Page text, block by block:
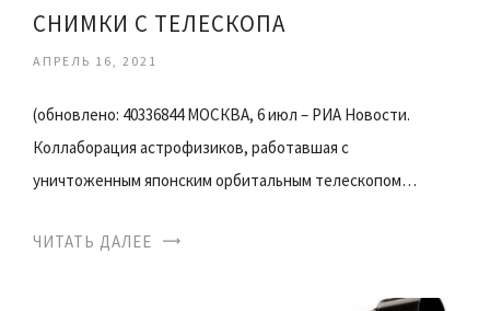
СНИМКИ С ТЕЛЕСКОПА
АПРЕЛЬ 16, 2021
(обновлено: 40336844 МОСКВА, 6 июл – РИА Новости.
Коллаборация астрофизиков, работавшая с
уничтоженным японским орбитальным телескопом…
ЧИТАТЬ ДАЛЕЕ